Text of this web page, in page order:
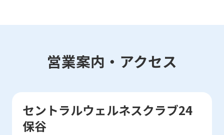
営業案内・アクセス
セントラルウェルネスクラブ24
保谷
it
not
be
accurate
translation.